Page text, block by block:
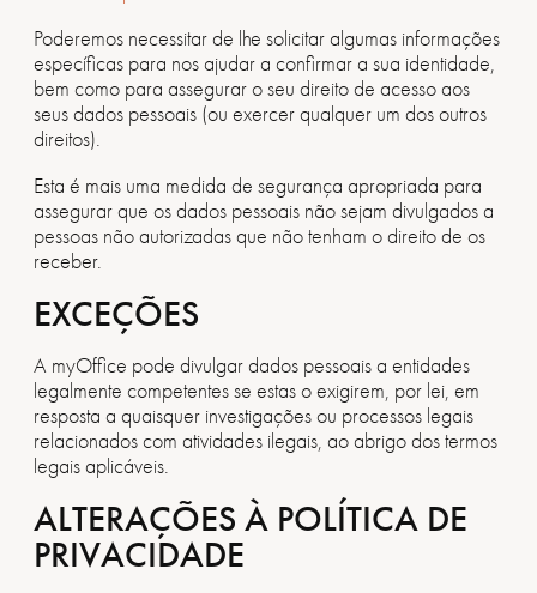
Poderemos necessitar de lhe solicitar algumas informações
específicas para nos ajudar a confirmar a sua identidade,
bem como para assegurar o seu direito de acesso aos
seus dados pessoais (ou exercer qualquer um dos outros
direitos).
Esta é mais uma medida de segurança apropriada para
assegurar que os dados pessoais não sejam divulgados a
pessoas não autorizadas que não tenham o direito de os
receber.
EXCEÇÕES
A myOffice pode divulgar dados pessoais a entidades
legalmente competentes se estas o exigirem, por lei, em
resposta a quaisquer investigações ou processos legais
relacionados com atividades ilegais, ao abrigo dos termos
legais aplicáveis.
ALTERAÇÕES À POLÍTICA DE
PRIVACIDADE